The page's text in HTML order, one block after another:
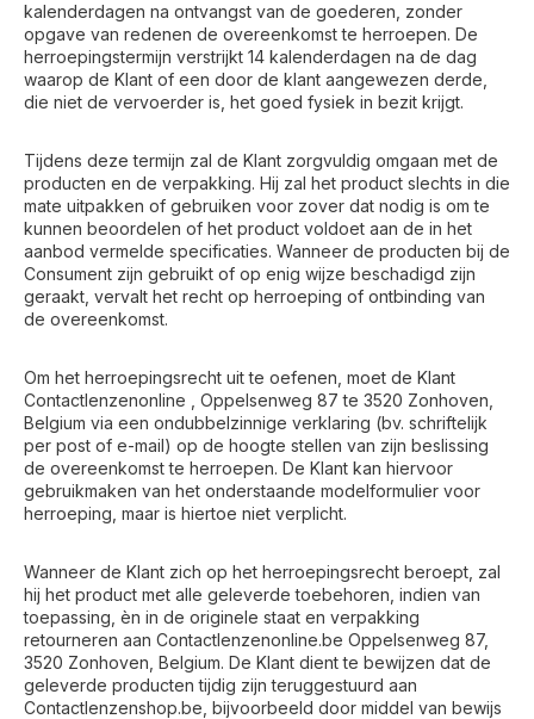
kalenderdagen na ontvangst van de goederen, zonder
opgave van redenen de overeenkomst te herroepen. De
herroepingstermijn verstrijkt 14 kalenderdagen na de dag
waarop de Klant of een door de klant aangewezen derde,
die niet de vervoerder is, het goed fysiek in bezit krijgt.
Tijdens deze termijn zal de Klant zorgvuldig omgaan met de
producten en de verpakking. Hij zal het product slechts in die
mate uitpakken of gebruiken voor zover dat nodig is om te
kunnen beoordelen of het product voldoet aan de in het
aanbod vermelde specificaties. Wanneer de producten bij de
Consument zijn gebruikt of op enig wijze beschadigd zijn
geraakt, vervalt het recht op herroeping of ontbinding van
de overeenkomst.
Om het herroepingsrecht uit te oefenen, moet de Klant
Contactlenzenonline , Oppelsenweg 87 te 3520 Zonhoven,
Belgium via een ondubbelzinnige verklaring (bv. schriftelijk
per post of e-mail) op de hoogte stellen van zijn beslissing
de overeenkomst te herroepen. De Klant kan hiervoor
gebruikmaken van het onderstaande modelformulier voor
herroeping, maar is hiertoe niet verplicht.
Wanneer de Klant zich op het herroepingsrecht beroept, zal
hij het product met alle geleverde toebehoren, indien van
toepassing, èn in de originele staat en verpakking
retourneren aan Contactlenzenonline.be Oppelsenweg 87,
3520 Zonhoven, Belgium. De Klant dient te bewijzen dat de
geleverde producten tijdig zijn teruggestuurd aan
Contactlenzenshop.be, bijvoorbeeld door middel van bewijs